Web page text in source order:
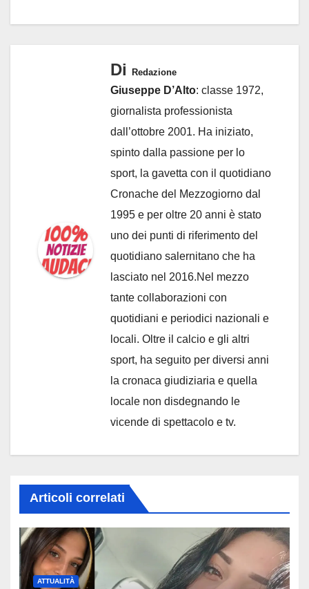
Di Redazione
Giuseppe D’Alto: classe 1972,
giornalista professionista
dall’ottobre 2001. Ha iniziato,
spinto dalla passione per lo
sport, la gavetta con il quotidiano
Cronache del Mezzogiorno dal
1995 e per oltre 20 anni è stato
uno dei punti di riferimento del
quotidiano salernitano che ha
lasciato nel 2016.Nel mezzo
tante collaborazioni con
quotidiani e periodici nazionali e
locali. Oltre il calcio e gli altri
sport, ha seguito per diversi anni
la cronaca giudiziaria e quella
locale non disdegnando le
vicende di spettacolo e tv.
Articoli correlati
ATTUALITÀ